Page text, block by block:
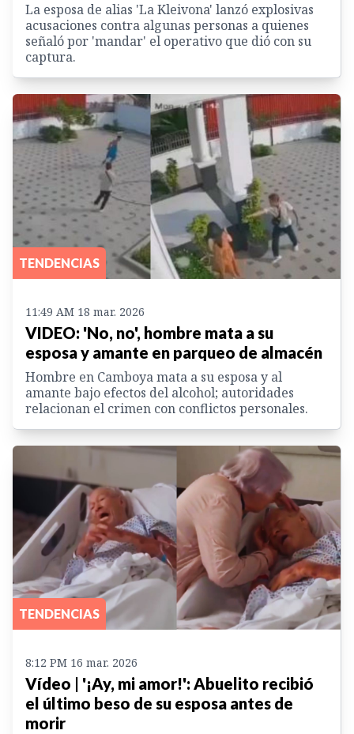
La esposa de alias 'La Kleivona' lanzó explosivas
acusaciones contra algunas personas a quienes
señaló por 'mandar' el operativo que dió con su
captura.
TENDENCIAS
11:49 AM 18 mar. 2026
VIDEO: 'No, no', hombre mata a su
esposa y amante en parqueo de almacén
Hombre en Camboya mata a su esposa y al
amante bajo efectos del alcohol; autoridades
relacionan el crimen con conflictos personales.
TENDENCIAS
8:12 PM 16 mar. 2026
Vídeo | '¡Ay, mi amor!': Abuelito recibió
el último beso de su esposa antes de
morir